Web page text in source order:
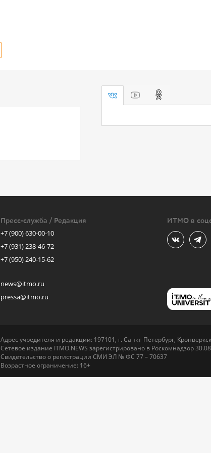
Пресс-служба / Редакция
+7 (900) 630-00-10
+7 (931) 238-46-72
+7 (950) 240-15-62
news@itmo.ru
pressa@itmo.ru
ИТМО в
Адрес учредителя и редакции: 197101, г. Санкт-Петербург,
Сетевое издание ITMO.NEWS зарегистрировано в Роскомнадзор
Свидетельство о регистрации СМИ ЭЛ № ФС 77 – 70637
Возрастное ограничение: 16+